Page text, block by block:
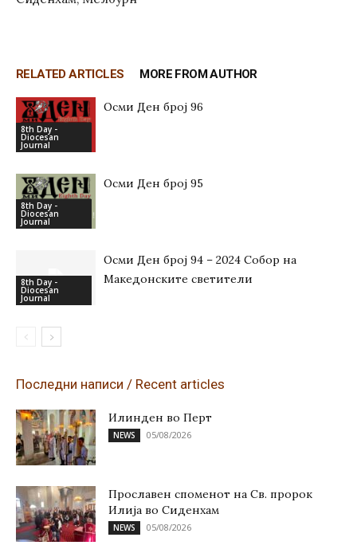
RELATED ARTICLES MORE FROM AUTHOR
8th Day -
Diocesan
Journal
Осми Ден број 96
8th Day -
Diocesan
Journal
Осми Ден број 95
8th Day -
Diocesan
Journal
Осми Ден број 94 – 2024 Собор на
Македонските светители
Последни написи / Recent articles
Илинден во Перт
NEWS 05/08/2026
Прославен споменот на Св. пророк
Илија во Сиденхам
NEWS 05/08/2026